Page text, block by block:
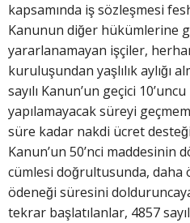
kapsamında iş sözleşmesi
Kanunun diğer hükümlerine
yararlanamayan işçiler,
kuruluşundan yaşlılık aylığı
sayılı Kanun’un geçici
yapılamayacak süreyi
süre kadar nakdi ücret
Kanun’un 50’nci maddesinin
cümlesi doğrultusunda, daha
ödeneği süresini
tekrar başlatılanlar, 4857